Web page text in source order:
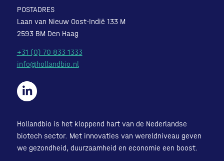
POSTADRES
Laan van Nieuw Oost-Indië 133 M
2593 BM Den Haag
+31 (0) 70 833 1333
info@hollandbio.nl
Hollandbio is het kloppend hart van de Nederlandse
biotech sector. Met innovaties van wereldniveau geven
we gezondheid, duurzaamheid en economie een boost.